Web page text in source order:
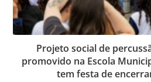
Projeto social de
promovido na Escola
tem festa de